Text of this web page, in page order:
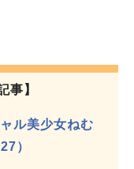
事】
ル美少女ねむ
）